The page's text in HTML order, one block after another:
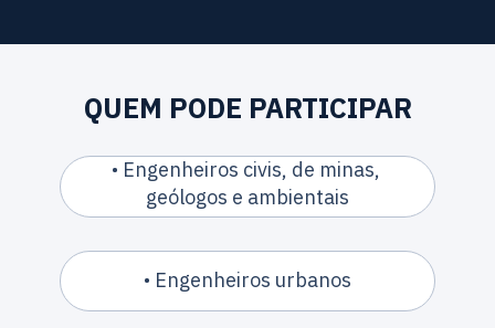
QUEM PODE PARTICIPAR
• Engenheiros urbanos
• Engenheiros civis, de minas,
geólogos e ambientais